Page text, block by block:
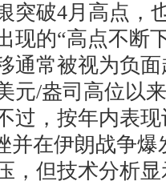
破4月高点，
现的“高点不断
通常被视为负
/盎司高位以
过，按年内表
并在伊朗战争
，但技术分析